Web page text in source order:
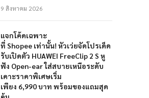
9 สิงหาคม 2026
แจกโค้ดเฉพาะ
ที่ Shopee เท่านั้น! หัวเว่ยจัดโปรเด็ด
รับเปิดตัว HUAWEI FreeClip 2 S หู
ฟัง Open-ear ใส่สบายเหนือระดับ
เคาะราคาพิเศษเริ่ม
เพียง 6,990 บาท พร้อมของแถมสุด